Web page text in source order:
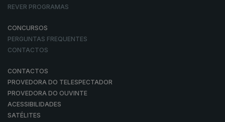
REVER PROGRAMAS
CONCURSOS
PERGUNTAS FREQUENTES
CONTACTOS
CONTACTOS
PROVEDORA DO TELESPECTADOR
PROVEDORA DO OUVINTE
ACESSIBILIDADES
SATÉLITES